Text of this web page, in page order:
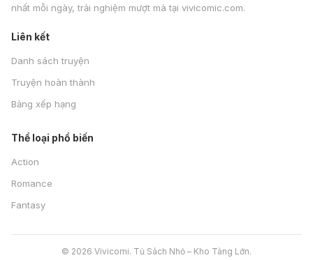
nhất mỗi ngày, trải nghiệm mượt mà tại vivicomic.com.
Liên kết
Danh sách truyện
Truyện hoàn thành
Bảng xếp hạng
Thể loại phổ biến
Action
Romance
Fantasy
© 2026 Vivicomi. Tủ Sách Nhỏ – Kho Tàng Lớn.